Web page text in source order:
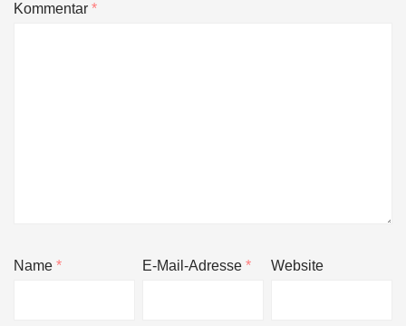
Kommentar*
Name* E-Mail-Adresse* Website